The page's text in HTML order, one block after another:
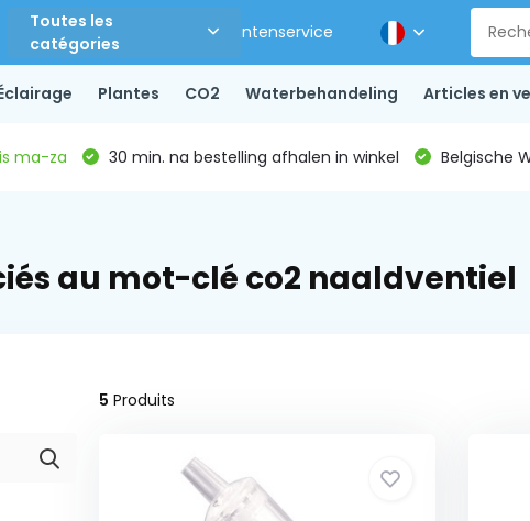
Toutes les
catégories
Klantenservice
Plantes CO2 Waterbehandeling Articles en
ma-za 30 min. na bestelling afhalen in winkel Belgische
au mot-clé co2 naaldventiel
5 Produits